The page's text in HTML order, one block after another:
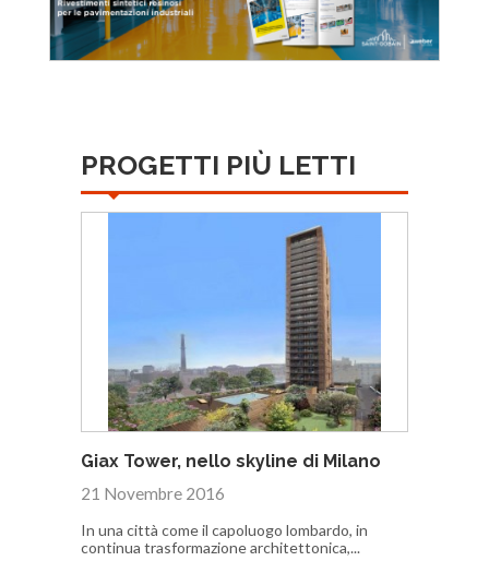
PROGETTI PIÙ LETTI
Giax Tower, nello skyline di Milano
21 Novembre 2016
In una città come il capoluogo lombardo, in
continua trasformazione architettonica,...